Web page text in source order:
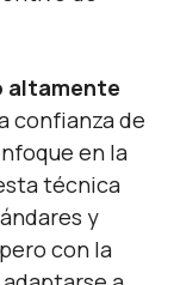
altamente
confianza de
en la
técnica
y
con la